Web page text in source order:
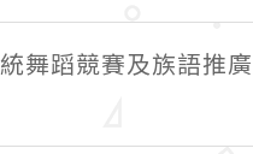
舞蹈競賽及族語推廣